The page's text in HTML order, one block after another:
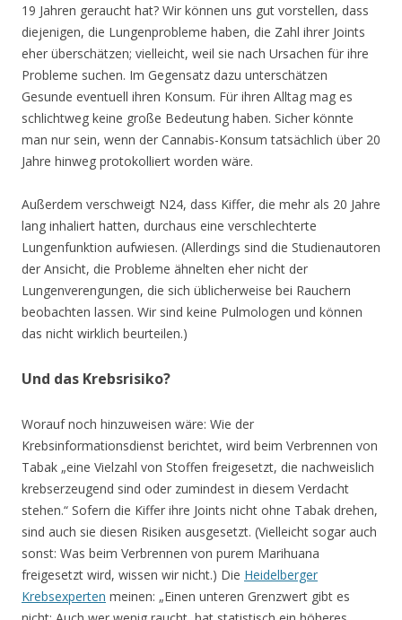
19 Jahren geraucht hat? Wir können uns gut vorstellen, dass
diejenigen, die Lungenprobleme haben, die Zahl ihrer Joints
eher überschätzen; vielleicht, weil sie nach Ursachen für ihre
Probleme suchen. Im Gegensatz dazu unterschätzen
Gesunde eventuell ihren Konsum. Für ihren Alltag mag es
schlichtweg keine große Bedeutung haben. Sicher könnte
man nur sein, wenn der Cannabis-Konsum tatsächlich über 20
Jahre hinweg protokolliert worden wäre.
Außerdem verschweigt N24, dass Kiffer, die mehr als 20 Jahre
lang inhaliert hatten, durchaus eine verschlechterte
Lungenfunktion aufwiesen. (Allerdings sind die Studienautoren
der Ansicht, die Probleme ähnelten eher nicht der
Lungenverengungen, die sich üblicherweise bei Rauchern
beobachten lassen. Wir sind keine Pulmologen und können
das nicht wirklich beurteilen.)
Und das Krebsrisiko?
Worauf noch hinzuweisen wäre: Wie der
Krebsinformationsdienst berichtet, wird beim Verbrennen von
Tabak „eine Vielzahl von Stoffen freigesetzt, die nachweislich
krebserzeugend sind oder zumindest in diesem Verdacht
stehen.“ Sofern die Kiffer ihre Joints nicht ohne Tabak drehen,
sind auch sie diesen Risiken ausgesetzt. (Vielleicht sogar auch
sonst: Was beim Verbrennen von purem Marihuana
freigesetzt wird, wissen wir nicht.) Die Heidelberger
Krebsexperten meinen: „Einen unteren Grenzwert gibt es